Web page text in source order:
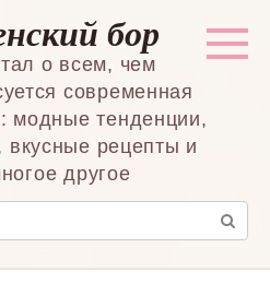
бор
о всем, чем
современная
модные тенденции,
вкусные рецепты и
другое